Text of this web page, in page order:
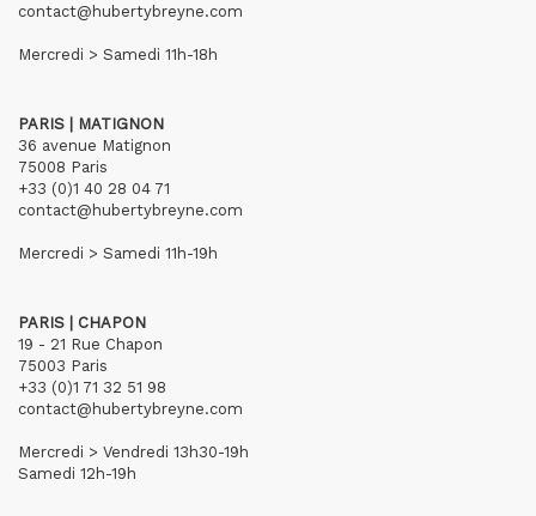
contact@hubertybreyne.com
Mercredi > Samedi 11h-18h
PARIS | MATIGNON
36 avenue Matignon
75008 Paris
+33 (0)1 40 28 04 71
contact@hubertybreyne.com
Mercredi > Samedi 11h-19h
PARIS | CHAPON
19 - 21 Rue Chapon
75003 Paris
+33 (0)1 71 32 51 98
contact@hubertybreyne.com
Mercredi > Vendredi 13h30-19h
Samedi 12h-19h